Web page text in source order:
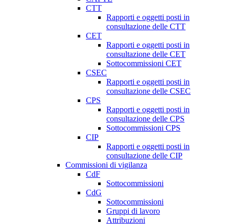
CTT
Rapporti e oggetti posti in
consultazione delle CTT
CET
Rapporti e oggetti posti in
consultazione delle CET
Sottocommissioni CET
CSEC
Rapporti e oggetti posti in
consultazione delle CSEC
CPS
Rapporti e oggetti posti in
consultazione delle CPS
Sottocommissioni CPS
CIP
Rapporti e oggetti posti in
consultazione delle CIP
Commissioni di vigilanza
CdF
Sottocommissioni
CdG
Sottocommissioni
Gruppi di lavoro
Attribuzioni